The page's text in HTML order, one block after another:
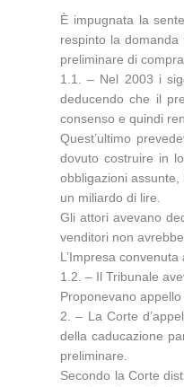
È impugnata la
respinto la domanda
preliminare di
1.1. – Nel 2003 i
deducendo che il
consenso e quindi
Quest’ultimo
dovuto costruire in
obbligazioni
un miliardo di lire.
Gli attori avevano
venditori non
L’Impresa
1.2. – Il Tribunale
Proponevano appello
2. – La Corte
della caducazione
preliminare.
Secondo la Corte